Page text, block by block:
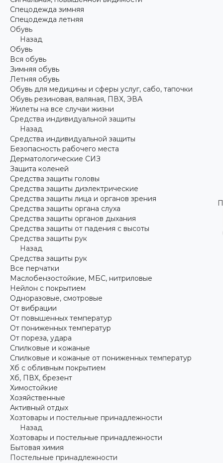
Спецодежда зимняя
Спецодежда летняя
Обувь
Назад
Обувь
Вся обувь
Зимняя обувь
Летняя обувь
Обувь для медицины и сферы услуг, сабо, тапочки
Обувь резиновая, валяная, ПВХ, ЭВА
Жилеты на все случаи жизни
Средства индивидуальной защиты
Назад
Средства индивидуальной защиты
Безопасность рабочего места
Дерматологические СИЗ
Защита коленей
Средства защиты головы
Средства защиты диэлектрические
Средства защиты лица и органов зрения
Средства защиты органа слуха
Средства защиты органов дыхания
Средства защиты от падения с высоты
Средства защиты рук
Назад
Средства защиты рук
Все перчатки
Маслобензостойкие, МБС, нитриловые
Нейлон с покрытием
Одноразовые, смотровые
От вибрации
От повышенных температур
От пониженных температур
От пореза, удара
Спилковые и кожаные
Спилковые и кожаные от пониженных температур
Хб с обливным покрытием
Хб, ПВХ, брезент
Химостойкие
Хозяйственные
Активный отдых
Хозтовары и постельные принадлежности
Назад
Хозтовары и постельные принадлежности
Бытовая химия
Постельные принадлежности